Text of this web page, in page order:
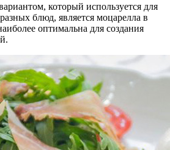
который используется для
блюд, является моцарелла в
оптимальна для создания